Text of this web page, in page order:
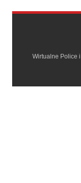
Wirtualne Police